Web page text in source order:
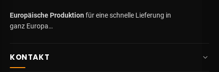
Europäische Produktion für eine schnelle Lieferung in
ganz Europa…
KONTAKT